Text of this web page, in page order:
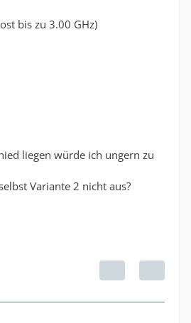
bis zu 3.00 GHz)
liegen würde ich ungern zu
Variante 2 nicht aus?